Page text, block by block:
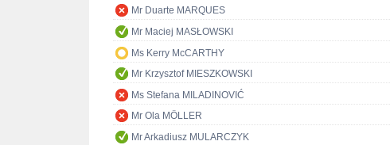
Mr Duarte MARQUES
Mr Maciej MASŁOWSKI
Ms Kerry McCARTHY
Mr Krzysztof MIESZKOWSKI
Ms Stefana MILADINOVIĆ
Mr Ola MÖLLER
Mr Arkadiusz MULARCZYK